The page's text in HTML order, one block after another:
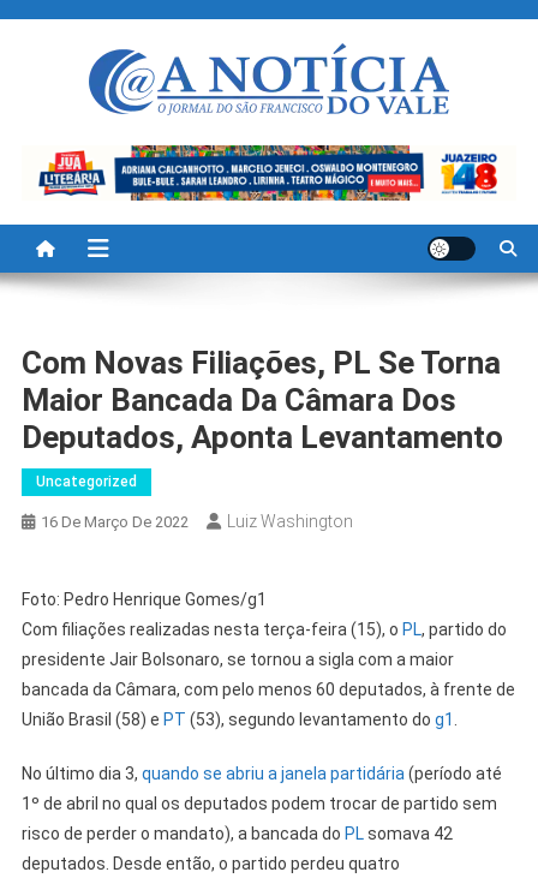
A Noticia Do Vale
Com Novas Filiações, PL Se Torna
Maior Bancada Da Câmara Dos
Deputados, Aponta Levantamento
Uncategorized
16 De Março De 2022 Luiz Washington
Foto: Pedro Henrique Gomes/g1
Com filiações realizadas nesta terça-feira (15), o PL, partido do
presidente Jair Bolsonaro, se tornou a sigla com a maior
bancada da Câmara, com pelo menos 60 deputados, à frente de
União Brasil (58) e PT (53), segundo levantamento do g1 .
No último dia 3, quando se abriu a janela partidária(período até
1º de abril no qual os deputados podem trocar de partido sem
risco de perder o mandato), a bancada do PLsomava 42
deputados. Desde então, o partido perdeu quatro